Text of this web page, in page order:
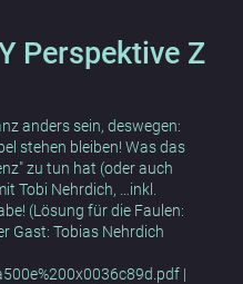
Perspektive Z
anders sein, deswegen:
stehen bleiben! Was das
zu tun hat (oder auch
Tobi Nehrdich, …inkl.
(Lösung für die Faulen:
Gast: Tobias Nehrdich
|